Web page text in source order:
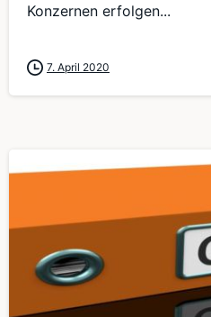
Konzernen erfolgen...
7. April 2020